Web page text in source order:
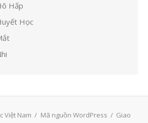
Hấp
Học
Việt Nam / Mã nguồn WordPress / Giao